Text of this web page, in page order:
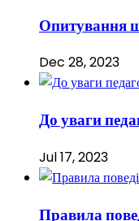
Опитування
Dec 28, 2023
До уваги
Jul 17, 2023
Правила